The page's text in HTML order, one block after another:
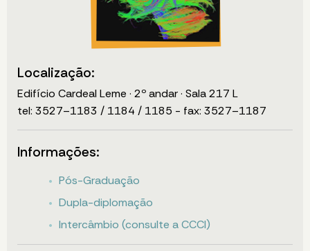
Localização:
Edifício Cardeal Leme · 2º andar · Sala 217 L
tel: 3527–1183 / 1184 / 1185 - fax: 3527–1187
Informações:
Pós-Graduação
Dupla-diplomação
Intercâmbio (consulte a CCCI)